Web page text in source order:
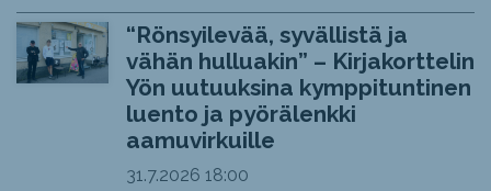
“Rönsyilevää, syvällistä ja
vähän hulluakin” – Kirjakorttelin
Yön uutuuksina kymppituntinen
luento ja pyörälenkki
aamuvirkuille
31.7.2026 18:00